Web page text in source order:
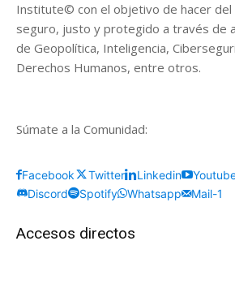
Institute© con el objetivo de hacer del
seguro, justo y protegido a través de
de Geopolítica, Inteligencia,
Derechos Humanos, entre otros.
Súmate a la Comunidad:
Facebook Twitter Linkedin
Discord
Spotify Whatsapp Mail-1
Accesos directos